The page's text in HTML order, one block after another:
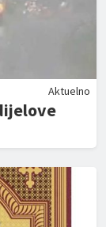
Aktuelno